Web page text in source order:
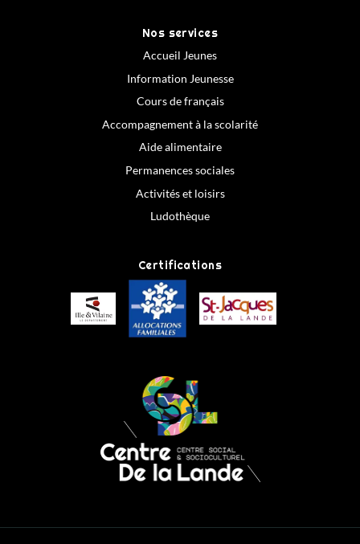
Nos services
Accueil Jeunes
Information Jeunesse
Cours de français
Accompagnement à la scolarité
Aide alimentaire
Permanences sociales
Activités et loisirs
Ludothèque
Certifications